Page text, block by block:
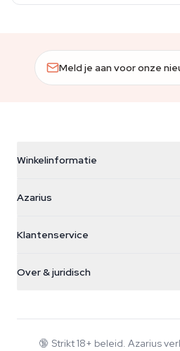
Meld je aan voor onze
Winkelinformatie
Galvaniweg 11
Nederland
+31(0)204897914
Azarius
Smokeshop
Klantenservice
Retourbeleid
Veelgestelde vragen
Over & juridisch
Wiki
🔞 Strikt 18+ beleid. Azarius